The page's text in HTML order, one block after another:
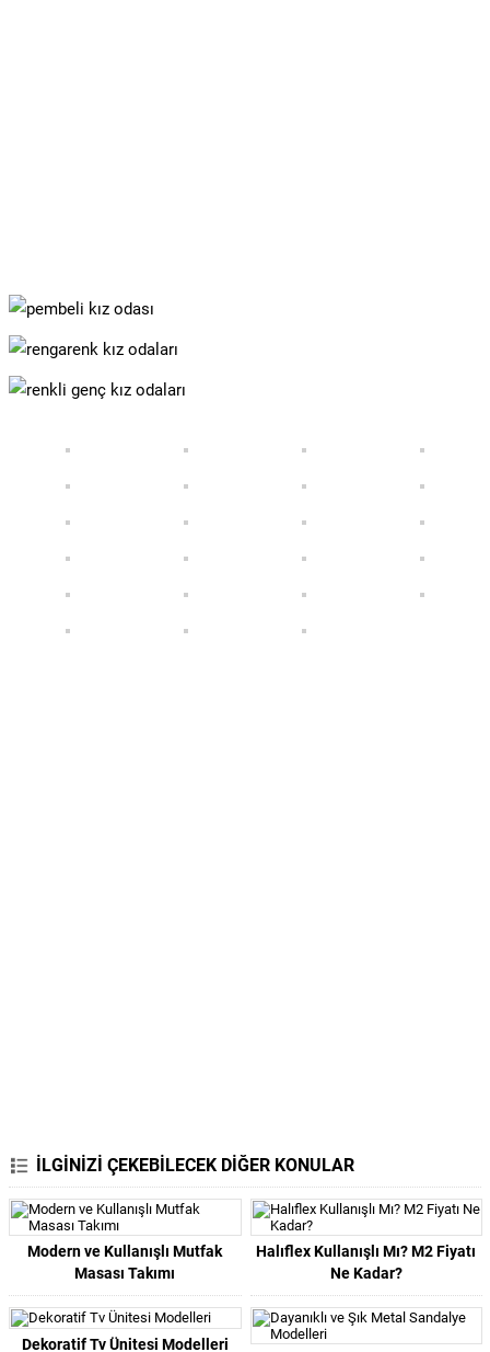
İLGİNİZİ ÇEKEBİLECEK DİĞER KONULAR
Modern ve Kullanışlı Mutfak
Masası Takımı
Halıflex Kullanışlı Mı? M2 Fiyatı
Ne Kadar?
Dekoratif Tv Ünitesi Modelleri